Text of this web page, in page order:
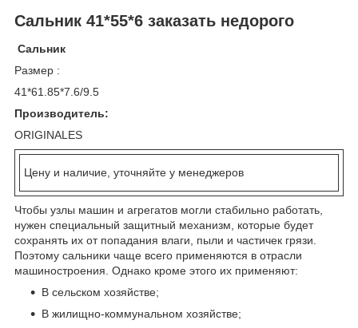
Сальник 41*55*6 заказать недорого
Сальник
Размер :
41*61.85*7.6/9.5
Производитель:
ORIGINALES
Цену и наличие, уточняйте у менеджеров
Чтобы узлы машин и агрегатов могли стабильно работать,
нужен специальный защитный механизм, которые будет
сохранять их от попадания влаги, пыли и частичек грязи.
Поэтому сальники чаще всего применяются в отрасли
машиностроения. Однако кроме этого их применяют:
В сельском хозяйстве;
В жилищно-коммунальном хозяйстве;